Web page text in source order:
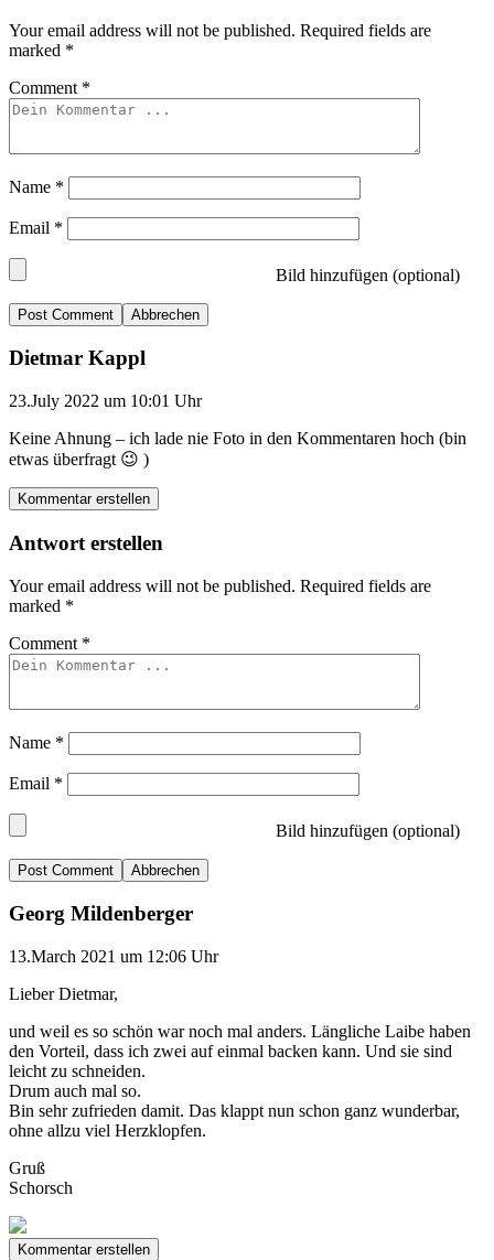
Your email address will not be published. Required fields are
marked *
Comment *
Name *
Email *
Bild hinzufügen (optional)
Abbrechen
Dietmar Kappl
23.July 2022 um 10:01 Uhr
Keine Ahnung – ich lade nie Foto in den Kommentaren hoch (bin
etwas überfragt 😉 )
Kommentar erstellen
Antwort erstellen
Your email address will not be published. Required fields are
marked *
Comment *
Name *
Email *
Bild hinzufügen (optional)
Abbrechen
Georg Mildenberger
13.March 2021 um 12:06 Uhr
Lieber Dietmar,
und weil es so schön war noch mal anders. Längliche Laibe haben
den Vorteil, dass ich zwei auf einmal backen kann. Und sie sind
leicht zu schneiden.
Drum auch mal so.
Bin sehr zufrieden damit. Das klappt nun schon ganz wunderbar,
ohne allzu viel Herzklopfen.
Gruß
Schorsch
Kommentar erstellen